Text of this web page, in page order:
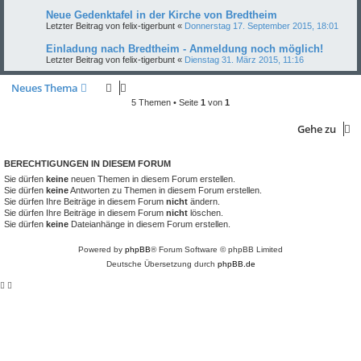
Neue Gedenktafel in der Kirche von Bredtheim
Letzter Beitrag von felix-tigerbunt « Donnerstag 17. September 2015, 18:01
Einladung nach Bredtheim - Anmeldung noch möglich!
Letzter Beitrag von felix-tigerbunt « Dienstag 31. März 2015, 11:16
Neues Thema
5 Themen • Seite 1 von 1
Gehe zu
BERECHTIGUNGEN IN DIESEM FORUM
Sie dürfen keine neuen Themen in diesem Forum erstellen.
Sie dürfen keineAntworten zu Themen in diesem Forum erstellen.
Sie dürfen Ihre Beiträge in diesem Forum nicht ändern.
Sie dürfen Ihre Beiträge in diesem Forum nicht löschen.
Sie dürfen keine Dateianhänge in diesem Forum erstellen.
Powered by phpBB® Forum Software © phpBB Limited
Deutsche Übersetzung durch phpBB.de